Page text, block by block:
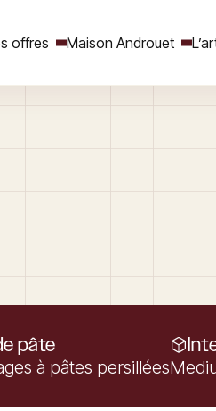
offres Maison Androuet
pâte
à pâtes persillées